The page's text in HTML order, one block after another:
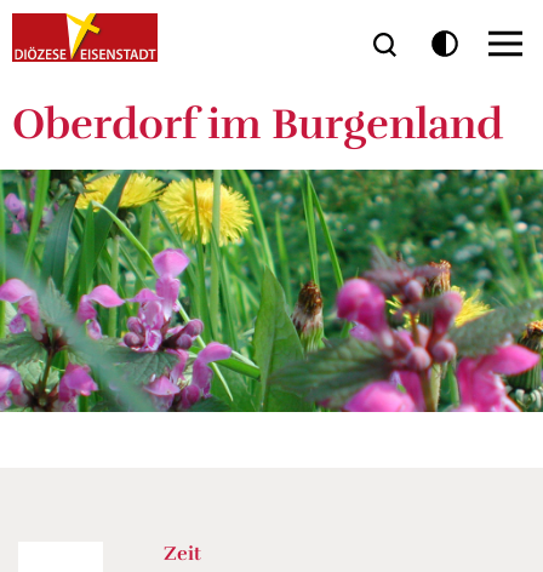
Oberdorf im Burgenland
Zeit